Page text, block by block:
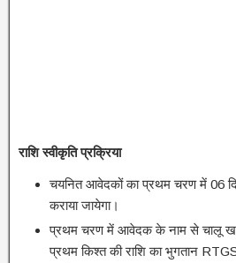
राशि स्वीकृति प्रक्रिया
चयनित आवेदकों का प्रथम चरण में 06
कराया जायेगा।
प्रथम चरण में आवेदक के नाम से चालू
प्रथम किश्त की राशि का भुगतान